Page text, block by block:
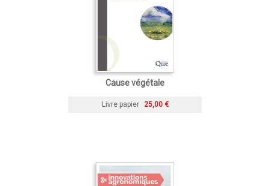
Cause végétale
Livre papier 25,00 €